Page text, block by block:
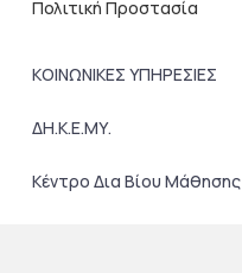
Πολιτική Προστασία
ΚΟΙΝΩΝΙΚΕΣ ΥΠΗΡΕΣΙΕΣ
ΔΗ.Κ.Ε.ΜΥ.
Κέντρο Δια Βίου Μάθησης